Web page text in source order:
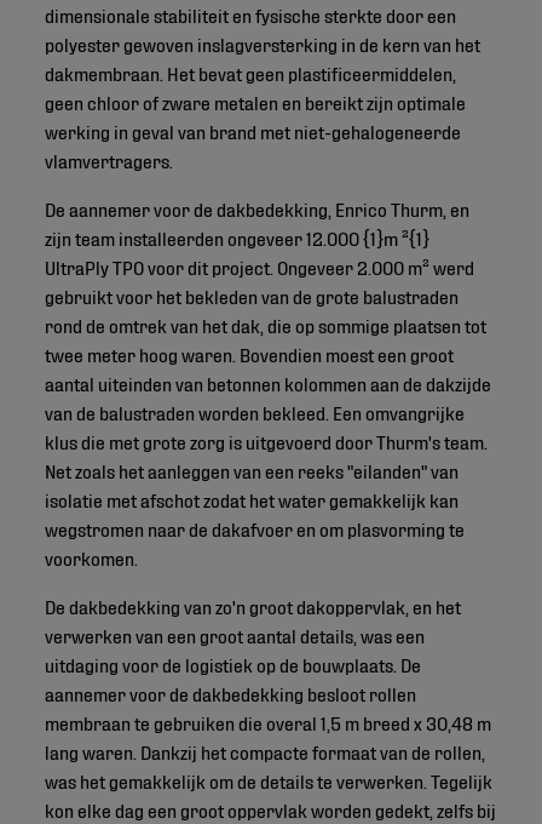
dimensionale stabiliteit en fysische sterkte door een
polyester gewoven inslagversterking in de kern van het
dakmembraan. Het bevat geen plastificeermiddelen,
geen chloor of zware metalen en bereikt zijn optimale
werking in geval van brand met niet-gehalogeneerde
vlamvertragers.
De aannemer voor de dakbedekking, Enrico Thurm, en
zijn team installeerden ongeveer 12.000 {1}m ²{1}
UltraPly TPO voor dit project. Ongeveer 2.000 m² werd
gebruikt voor het bekleden van de grote balustraden
rond de omtrek van het dak, die op sommige plaatsen tot
twee meter hoog waren. Bovendien moest een groot
aantal uiteinden van betonnen kolommen aan de dakzijde
van de balustraden worden bekleed. Een omvangrijke
klus die met grote zorg is uitgevoerd door Thurm's team.
Net zoals het aanleggen van een reeks "eilanden" van
isolatie met afschot zodat het water gemakkelijk kan
wegstromen naar de dakafvoer en om plasvorming te
voorkomen.
De dakbedekking van zo'n groot dakoppervlak, en het
verwerken van een groot aantal details, was een
uitdaging voor de logistiek op de bouwplaats. De
aannemer voor de dakbedekking besloot rollen
membraan te gebruiken die overal 1,5 m breed x 30,48 m
lang waren. Dankzij het compacte formaat van de rollen,
was het gemakkelijk om de details te verwerken. Tegelijk
kon elke dag een groot oppervlak worden gedekt, zelfs bij